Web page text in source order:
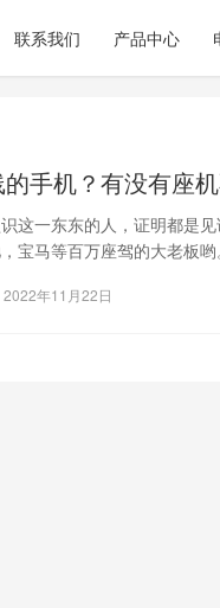
联系我们 产品中心
手机？有没有座
这一东东的人，证明都是
宝马等百万座驾的大老板
2022年11月22日